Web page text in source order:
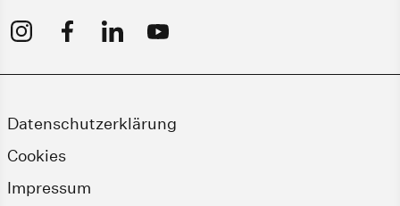
Datenschutzerklärung
Cookies
Impressum